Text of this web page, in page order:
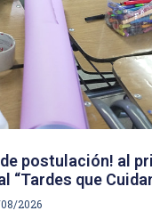
postulación! al
“Tardes que
2026